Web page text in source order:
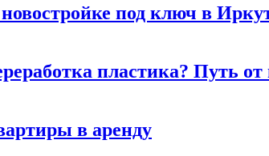
под ключ в
пластика? Путь
в аренду